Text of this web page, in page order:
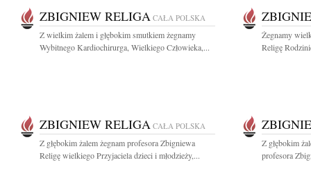
ZBIGNIEW RELIGA CAŁA POLSKA
Z wielkim żalem i głębokim smutkiem żegnamy
Wybitnego Kardiochirurga, Wielkiego Człowieka,...
Żegnamy
Religę
ZBIGNIEW RELIGA CAŁA POLSKA
Z głębokim żalem żegnam profesora Zbigniewa
Religę wielkiego Przyjaciela dzieci i młodzieży,...
Z głębokim
profesora